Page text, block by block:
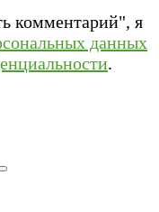
комментарий", я
данных
.